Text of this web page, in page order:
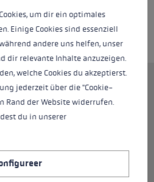
aluminium
stok is voorzien van de
gevormde EVOCON
een afgerond steunvlak
het eenvoudige
kan de Legacy
um dir ein optimales
Einige Cookies sind essenziell
andere uns helfen, unser
dir relevante Inhalte anzuzeigen.
welche Cookies du akzeptierst.
jederzeit über die "Cookie-
Rand der Website widerrufen.
du in unserer